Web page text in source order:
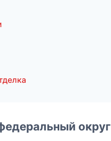
округ